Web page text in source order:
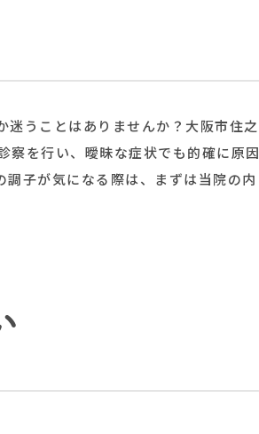
迷うことはありませんか？大阪市住之
察を行い、曖昧な症状でも的確に原因
子が気になる際は、まずは当院の内